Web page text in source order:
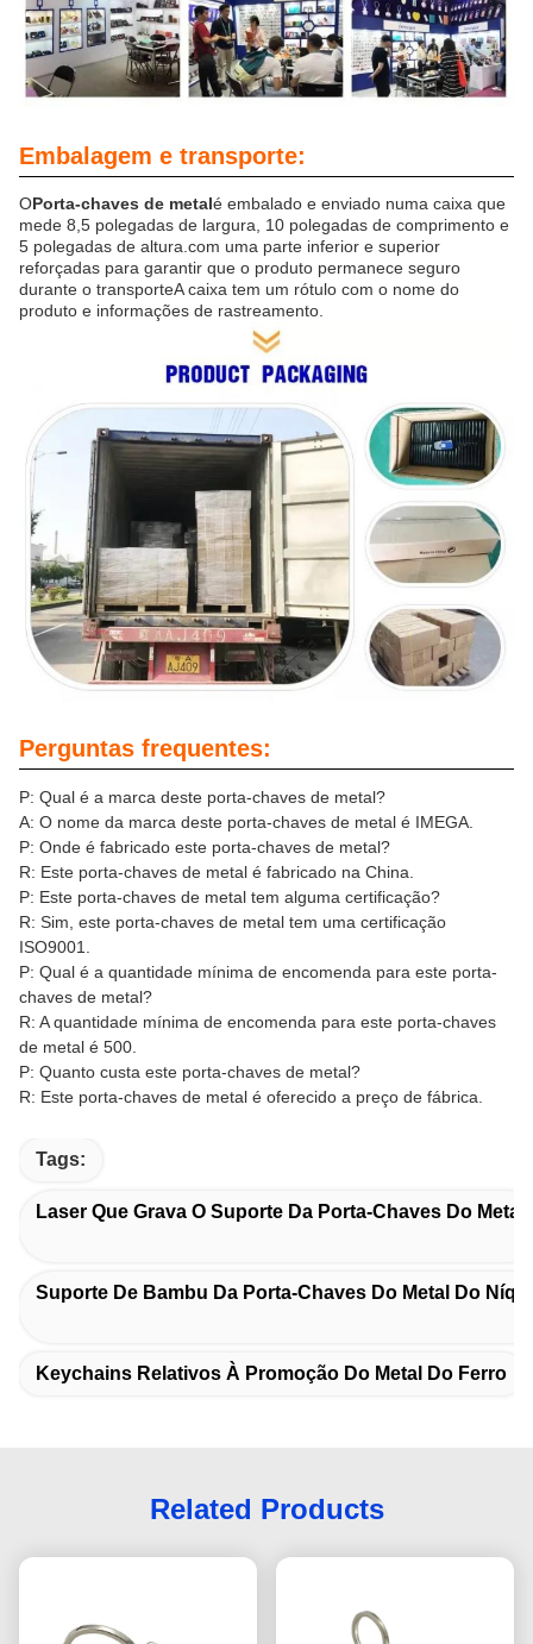
Embalagem e transporte:
OPorta-chaves de metalé embalado e enviado numa caixa que
mede 8,5 polegadas de largura, 10 polegadas de comprimento e
5 polegadas de altura.com uma parte inferior e superior
reforçadas para garantir que o produto permanece seguro
durante o transporteA caixa tem um rótulo com o nome do
produto e informações de rastreamento.
Perguntas frequentes:
P: Qual é a marca deste porta-chaves de metal?
A: O nome da marca deste porta-chaves de metal é IMEGA.
P: Onde é fabricado este porta-chaves de metal?
R: Este porta-chaves de metal é fabricado na China.
P: Este porta-chaves de metal tem alguma certificação?
R: Sim, este porta-chaves de metal tem uma certificação
ISO9001.
P: Qual é a quantidade mínima de encomenda para este porta-
chaves de metal?
R: A quantidade mínima de encomenda para este porta-chaves
de metal é 500.
P: Quanto custa este porta-chaves de metal?
R: Este porta-chaves de metal é oferecido a preço de fábrica.
Tags:
Laser Que Grava O Suporte Da Porta-Chaves Do Metal
Suporte De Bambu Da Porta-Chaves Do Metal Do
Keychains Relativos À Promoção Do Metal Do Ferro
Related Products